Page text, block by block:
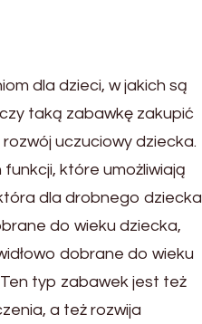
dla dzieci, w jakich są
taką zabawkę zakupić
uczuciowy dziecka.
które umożliwiają
dla drobnego dziecka
do wieku dziecka,
dobrane do wieku
Ten typ zabawek jest też
a też rozwija